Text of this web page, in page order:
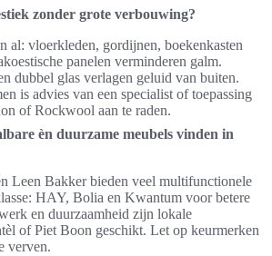
zonder grote verbouwing?
al: vloerkleden, gordijnen, boekenkasten
panelen verminderen galm.
dubbel glas verlagen geluid van buiten.
is advies van een specialist of toepassing
of Rockwool aan te raden.
èn duurzame meubels vinden in
Leen Bakker bieden veel multifunctionele
HAY, Bolia en Kwantum voor betere
en duurzaamheid zijn lokale
of Piet Boon geschikt. Let op keurmerken
verven.